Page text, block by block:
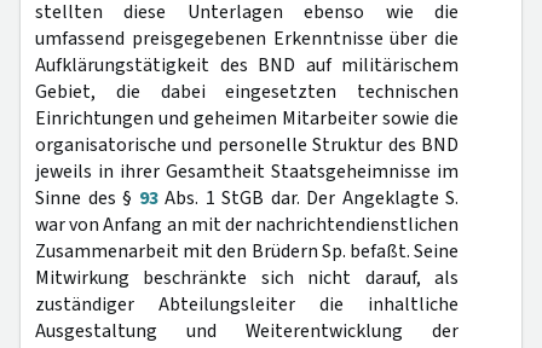
stellten diese Unterlagen ebenso wie die
umfassend preisgegebenen Erkenntnisse über die
Aufklärungstätigkeit des BND auf militärischem
Gebiet, die dabei eingesetzten technischen
Einrichtungen und geheimen Mitarbeiter sowie die
organisatorische und personelle Struktur des BND
jeweils in ihrer Gesamtheit Staatsgeheimnisse im
Sinne des § 93Abs. 1 StGB dar. Der Angeklagte S.
war von Anfang an mit der nachrichtendienstlichen
Zusammenarbeit mit den Brüdern Sp. befaßt. Seine
Mitwirkung beschränkte sich nicht darauf, als
zuständiger Abteilungsleiter die inhaltliche
Ausgestaltung und Weiterentwicklung der